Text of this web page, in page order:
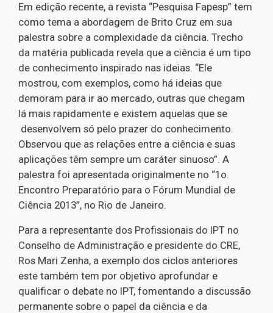
Em edição recente, a revista “Pesquisa Fapesp” tem
como tema a abordagem de Brito Cruz em sua
palestra sobre a complexidade da ciência. Trecho
da matéria publicada revela que a ciência é um tipo
de conhecimento inspirado nas ideias. “Ele
mostrou, com exemplos, como há ideias que
demoram para ir ao mercado, outras que chegam
lá mais rapidamente e existem aquelas que se
desenvolvem só pelo prazer do conhecimento.
Observou que as relações entre a ciência e suas
aplicações têm sempre um caráter sinuoso”. A
palestra foi apresentada originalmente no “1o.
Encontro Preparatório para o Fórum Mundial de
Ciência 2013”, no Rio de Janeiro.
Para a representante dos Profissionais do IPT no
Conselho de Administração e presidente do CRE,
Ros Mari Zenha, a exemplo dos ciclos anteriores
este também tem por objetivo aprofundar e
qualificar o debate no IPT, fomentando a discussão
permanente sobre o papel da ciência e da